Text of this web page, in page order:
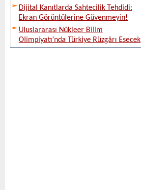
Dijital Kanıtlarda Sahtecilik Tehdidi:
Ekran Görüntülerine Güvenmeyin!
Uluslararası Nükleer Bilim
Olimpiyatı’nda Türkiye Rüzgârı Esecek